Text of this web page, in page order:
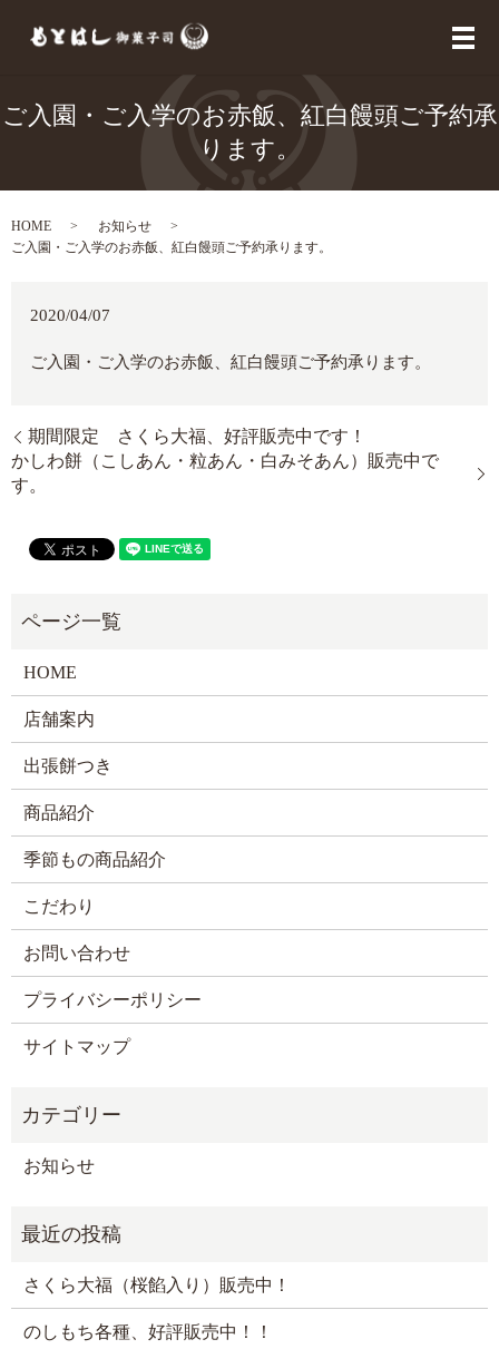
メ
ご入園・ご入学のお赤飯、紅白饅頭ご予約承
ります。
HOME
お知らせ
ご入園・ご入学のお赤飯、紅白饅頭ご予約承ります。
2020/04/07
ご入園・ご入学のお赤飯、紅白饅頭ご予約承ります。
期間限定 さくら大福、好評販売中です！
かしわ餅（こしあん・粒あん・白みそあん）販売中で
す。
HOME
店舗案内
出張餅つき
商品紹介
季節もの商品紹介
こだわり
お問い合わせ
プライバシーポリシー
サイトマップ
お知らせ
さくら大福（桜餡入り）販売中！
のしもち各種、好評販売中！！